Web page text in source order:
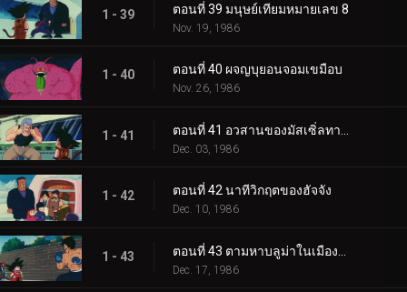
1 - 39 ตอนที่ 39 มนุษย์เทียมหมายเลข 8
Nov. 19, 1986
1 - 40 ตอนที่ 40 ผจญบุยอนจอมเขมือบ
Nov. 26, 1986
1 - 41
Dec. 03, 1986
1 - 42 ตอนที่ 42 นาทีวิกฤตของฮัจจัง
Dec. 10, 1986
1 - 43
Dec. 17, 1986